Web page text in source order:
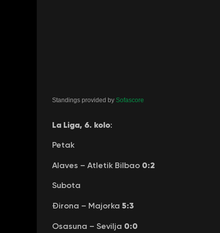
Standings provided by Sofascore
La Liga, 6. kolo:
Petak
Alaves – Atletik Bilbao 0:2
Subota
Đirona – Majorka 5:3
Osasuna – Sevilja 0:0